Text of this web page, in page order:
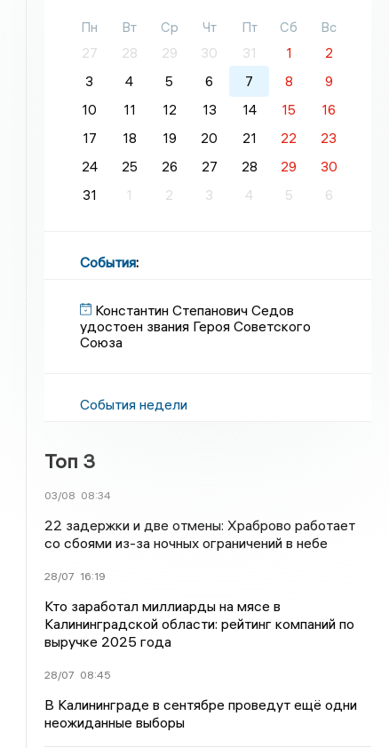
Пн Вт Ср Чт Пт Сб
Вс
27
28 29 30 31 1
2
3
4 5 6 7 8
9
10
11 12 13 14 15
16
17
18 19 20 21 22
23
24
25 26 27 28 29
30
31
1 2 3 4 5 6
События:
Константин Степанович Седов
удостоен звания Героя Советского
Союза
События недели
Топ 3
03/08 08:34
22 задержки и две отмены: Храброво работает
со сбоями из-за ночных ограничений в небе
28/07 16:19
Кто заработал миллиарды на мясе в
Калининградской области: рейтинг компаний по
выручке 2025 года
28/07 08:45
В Калининграде в сентябре проведут ещё одни
неожиданные выборы